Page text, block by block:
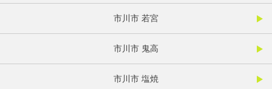
市川市 若宮
市川市 鬼高
市川市 塩焼